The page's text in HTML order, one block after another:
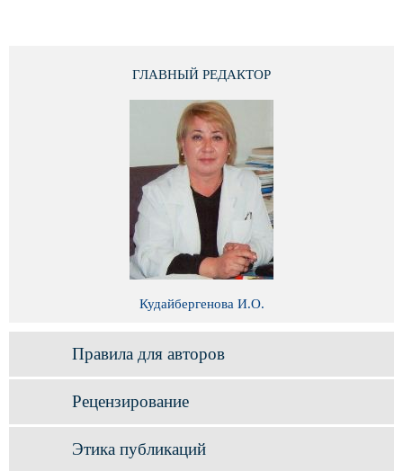
ГЛАВНЫЙ РЕДАКТОР
Кудайбергенова И.О.
Правила для авторов
Рецензирование
Этика публикаций